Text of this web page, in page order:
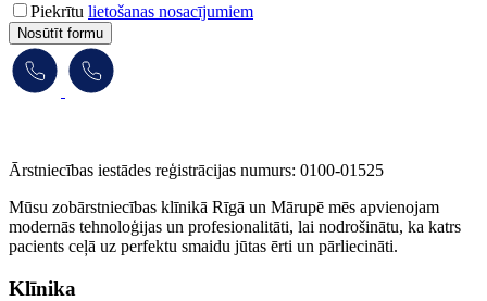
Piekrītu lietošanas nosacījumiem
Nosūtīt formu
Ārstniecības iestādes reģistrācijas numurs: 0100-01525
Mūsu zobārstniecības klīnikā Rīgā un Mārupē mēs apvienojam
modernās tehnoloģijas un profesionalitāti, lai nodrošinātu, ka katrs
pacients ceļā uz perfektu smaidu jūtas ērti un pārliecināti.
Klīnika